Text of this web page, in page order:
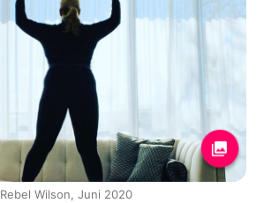
Rebel Wilson, Juni 2020